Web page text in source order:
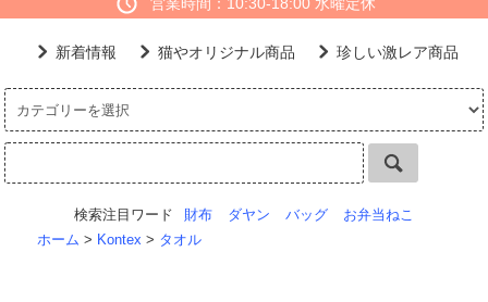
営業時間：10:30-18:00 水曜定休
新着情報 猫やオリジナル商品 珍しい激レア商品
検索注目ワード 財布 ダヤン バッグ
お弁当ねこ
ホーム > Kontex > タオル